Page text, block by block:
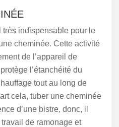
très indispensable pour le
cheminée. Cette activité
de l’appareil de
l’étanchéité du
tout au long de
cela, tuber une cheminée
d’une bistre, donc, il
de ramonage et